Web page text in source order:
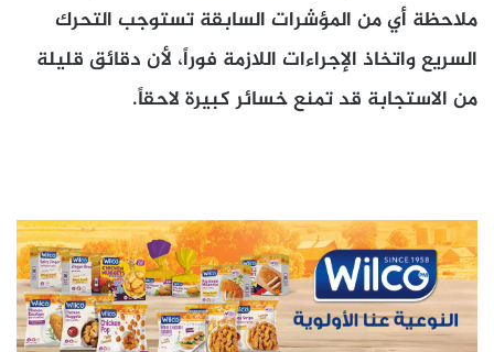
ملاحظة أي من المؤشرات السابقة تستوجب التحرك
السريع واتخاذ الإجراءات اللازمة فوراً، لأن دقائق قليلة
من الاستجابة قد تمنع خسائر كبيرة لاحقاً.